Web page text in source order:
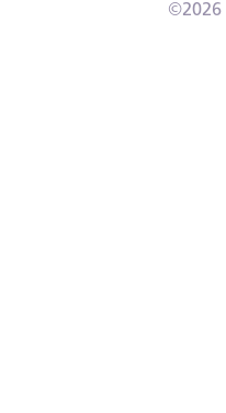
©2026